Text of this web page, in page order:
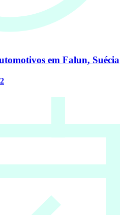
em Falun, Suécia